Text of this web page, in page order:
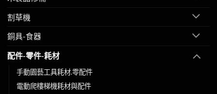
割草機
銅具-食器
配件-零件-耗材
手動園藝工具耗材.零配件
電動爬樓梯機耗材與配件